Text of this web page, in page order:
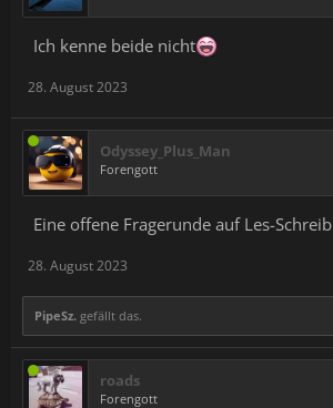
Ich kenne beide nicht
28. August 2023
Odyssey_Plus_Man
Forengott
Eine offene Fragerunde auf Les-Schreib
28. August 2023
PipeSz. gefällt das.
roads
Forengott